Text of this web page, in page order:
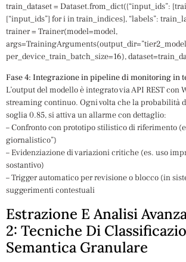
train_dataset = Dataset.from_dict({“input_ids”:
[“input_ids”] for i in train_indices], “labels”:
trainer = Trainer(model=model,
per_device_train_batch_size=16),
Fase 4: Integrazione in pipeline di monitoring in
L’output del modello è integrato via API REST con
streaming continuo. Ogni volta che la probabilità
soglia 0.85, si attiva un allarme con dettaglio:
– Confronto con prototipo stilistico di riferimento
giornalistico”)
– Evidenziazione di variazioni critiche (es. uso
sostantivo)
– Trigger automatico per revisione o blocco (in
suggerimenti contestuali
Estrazione E Analisi
2: Tecniche Di
Semantica Granulare